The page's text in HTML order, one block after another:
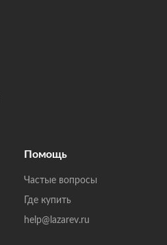
Помощь
Частые вопросы
Где купить
help@lazarev.ru